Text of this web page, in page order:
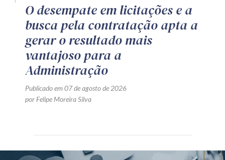
O desempate em licitações e a
busca pela contratação apta a
gerar o resultado mais
vantajoso para a
Administração
Publicado em 07 de agosto de 2026
por Felipe Moreira Silva